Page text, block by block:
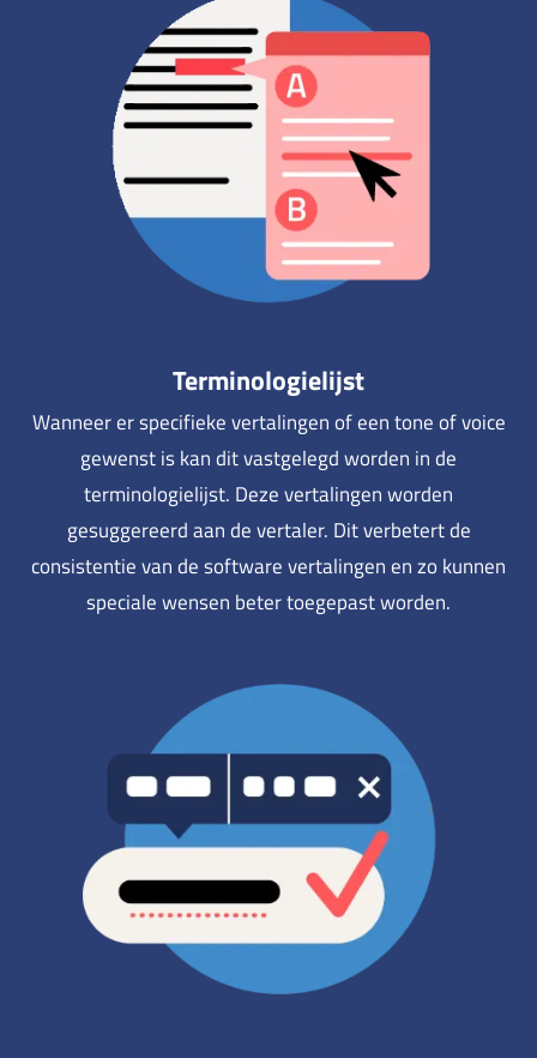
Terminologielijst
Wanneer er specifieke vertalingen of een tone of voice
gewenst is kan dit vastgelegd worden in de
terminologielijst. Deze vertalingen worden
gesuggereerd aan de vertaler. Dit verbetert de
consistentie van de software vertalingen en zo kunnen
speciale wensen beter toegepast worden.